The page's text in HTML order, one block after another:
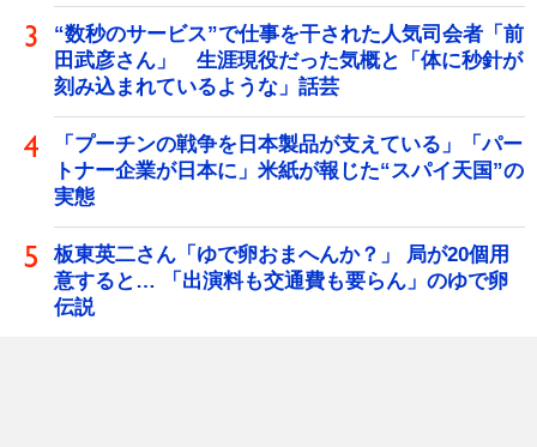
“数秒のサービス”で仕事を干された人気司会者「前
田武彦さん」 生涯現役だった気概と「体に秒針が
刻み込まれているような」話芸
「プーチンの戦争を日本製品が支えている」「パー
トナー企業が日本に」米紙が報じた“スパイ天国”の
実態
板東英二さん「ゆで卵おまへんか？」 局が20個用
意すると… 「出演料も交通費も要らん」のゆで卵
伝説